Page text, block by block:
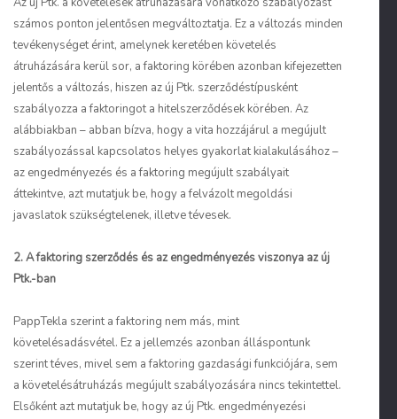
számos ponton jelentősen megváltoztatja. Ez a változás minden
tevékenységet érint, amelynek keretében követelés
átruházására kerül sor, a faktoring körében azonban kifejezetten
jelentős a változás, hiszen az új Ptk. szerződéstípusként
szabályozza a faktoringot a hitelszerződések körében. Az
alábbiakban – abban bízva, hogy a vita hozzájárul a megújult
szabályozással kapcsolatos helyes gyakorlat kialakulásához –
az engedményezés és a faktoring megújult szabályait
áttekintve, azt mutatjuk be, hogy a felvázolt megoldási
javaslatok szükségtelenek, illetve tévesek.
2. A faktoring szerződés és az engedményezés viszonya az új
Ptk.-ban
PappTekla szerint a faktoring nem más, mint
követelésadásvétel. Ez a jellemzés azonban álláspontunk
szerint téves, mivel sem a faktoring gazdasági funkciójára, sem
a követelésátruházás megújult szabályozására nincs tekintettel.
Elsőként azt mutatjuk be, hogy az új Ptk. engedményezési